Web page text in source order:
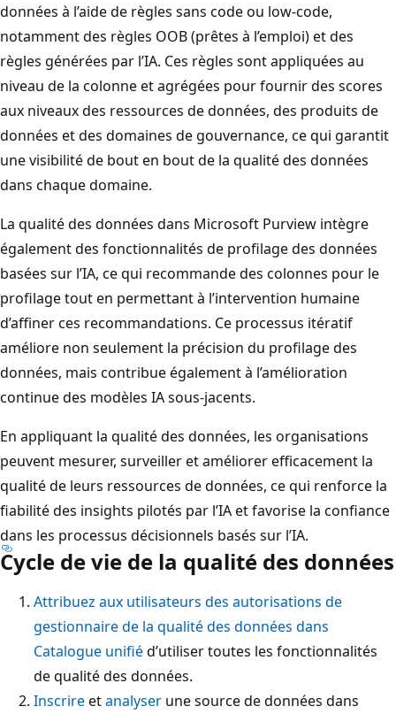
données à l’aide de règles sans code ou low-code,
notamment des règles OOB (prêtes à l’emploi) et des
règles générées par l’IA. Ces règles sont appliquées au
niveau de la colonne et agrégées pour fournir des scores
aux niveaux des ressources de données, des produits de
données et des domaines de gouvernance, ce qui garantit
une visibilité de bout en bout de la qualité des données
dans chaque domaine.
La qualité des données dans Microsoft Purview intègre
également des fonctionnalités de profilage des données
basées sur l’IA, ce qui recommande des colonnes pour le
profilage tout en permettant à l’intervention humaine
d’affiner ces recommandations. Ce processus itératif
améliore non seulement la précision du profilage des
données, mais contribue également à l’amélioration
continue des modèles IA sous-jacents.
En appliquant la qualité des données, les organisations
peuvent mesurer, surveiller et améliorer efficacement la
qualité de leurs ressources de données, ce qui renforce la
fiabilité des insights pilotés par l’IA et favorise la confiance
dans les processus décisionnels basés sur l’IA.
Cycle de vie de la qualité des données
Attribuez aux utilisateurs des autorisations de
gestionnaire de la qualité des données dans
Catalogue unifiéd’utiliser toutes les fonctionnalités
de qualité des données.
Inscrireetanalyser une source de données dans